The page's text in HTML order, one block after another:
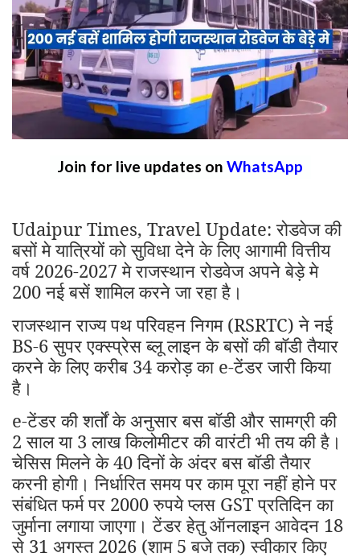
Join for live updates on WhatsApp
Udaipur Times, Travel Update: रोडवेज की
बसों मे यात्रियों को सुविधा देने के लिए आगामी वित्तीय
वर्ष 2026-2027 मे राजस्थान रोडवेज अपने बेड़े मे
200 नई बसें शामिल करने जा रहा है।
राजस्थान राज्य पथ परिवहन निगम (RSRTC) ने नई
BS-6 सुपर एक्स्प्रेस ब्लू लाइन के बसों की बॉडी तैयार
करने के लिए करीब 34 करोड़ का e-टेंडर जारी किया
है।
e-टेंडर की शर्तों के अनुसार बस बॉडी और सामग्री की
2 साल या 3 लाख किलोमीटर की वारंटी भी तय की है।
चेसिस मिलने के 40 दिनों के अंदर बस बॉडी तैयार
करनी होगी। निर्धारित समय पर काम पूरा नहीं होने पर
संबंधित फर्म पर 2000 रुपये प्लस GST प्रतिदिन का
जुर्माना लगाया जाएगा। टेंडर हेतु ऑनलाइन आवेदन 18
से 31 अगस्त 2026 (शाम 5 बजे तक) स्वीकार किए